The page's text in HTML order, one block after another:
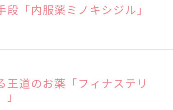
「内服薬ミノキシジル」
王道のお薬「フィナステリ